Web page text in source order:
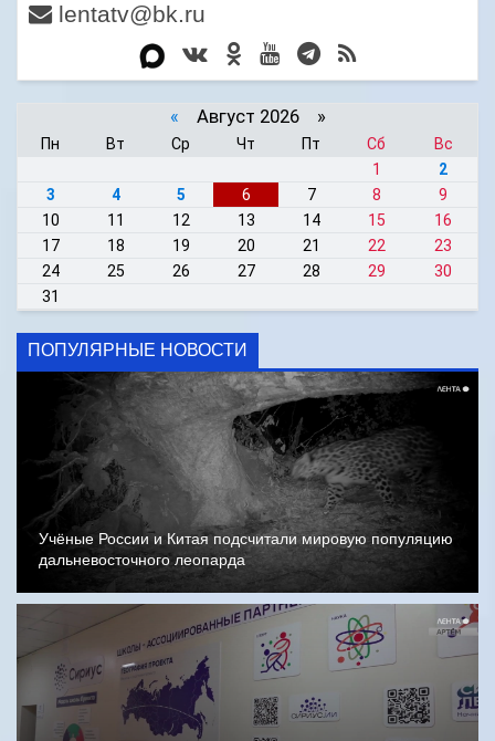
lentatv@bk.ru
« Август 2026 »
Пн Вт Ср Чт Пт Сб
Вс
1
2
3
4 5 6 7 8
9
10
11 12 13 14 15
16
17
18 19 20 21 22
23
24
25 26 27 28 29
30
31
ПОПУЛЯРНЫЕ НОВОСТИ
Учёные России и Китая подсчитали мировую популяцию
дальневосточного леопарда